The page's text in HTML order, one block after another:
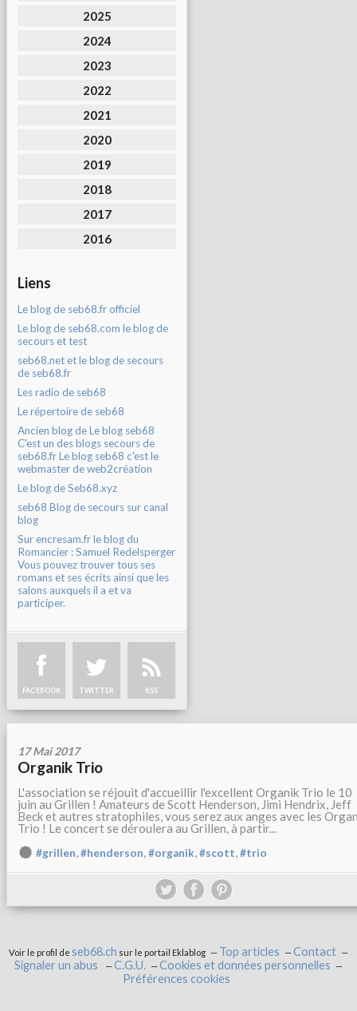
2025
2024
2023
2022
2021
2020
2019
2018
2017
2016
Liens
Le blog de seb68.fr officiel
Le blog de seb68.com le blog de
secours et test
seb68.net et le blog de secours
de seb68.fr
Les radio de seb68
Le répertoire de seb68
Ancien blog de Le blog seb68
C'est un des blogs secours de
seb68.fr Le blog seb68 c'est le
webmaster de web2création
Le blog de Seb68.xyz
seb68 Blog de secours sur canal
blog
Sur encresam.fr le blog du
Romancier : Samuel Redelsperger
Vous pouvez trouver tous ses
romans et ses écrits ainsi que les
salons auxquels il a et va
participer.
FACEBOOK TWITTER RSS
17 Mai 2017
Organik Trio
L'association se réjouit d'accueillir l'excellent Organik Trio le 10
juin au Grillen ! Amateurs de Scott Henderson, Jimi Hendrix, Jeff
Beck et autres stratophiles, vous serez aux anges avec les
Trio ! Le concert se déroulera au Grillen, à partir...
#grillen,#henderson,#organik,#scott,#trio
Voir le profil de seb68.ch sur le portail Eklablog Top articles
Contact
Signaler un abus
C.G.U.
Cookies et données personnelles
Préférences cookies